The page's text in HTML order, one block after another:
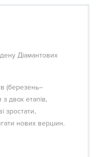
Діамантових
(березень–
двох етапів,
зростати,
нових вершин.